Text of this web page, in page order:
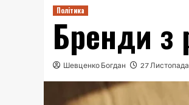
Політика
Бренди з
Шевценко Богдан 27